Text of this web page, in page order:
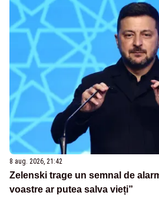
8 aug. 2026, 21:42
Zelenski trage un semnal de
voastre ar putea salva vieți”